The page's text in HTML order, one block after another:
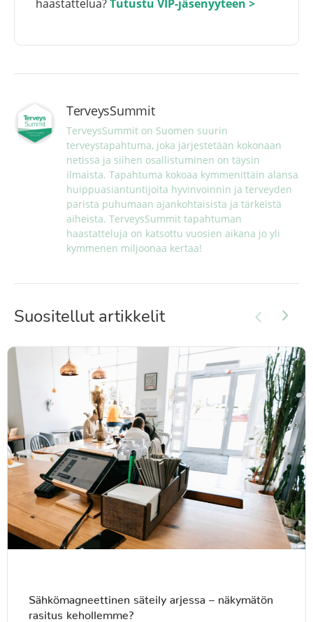
haastattelua?Tutustu VIP-jäsenyyteen >
TerveysSummit
TerveysSummit on Suomen suurin
terveystapahtuma, joka järjestetään kokonaan
netissä ja siihen osallistuminen on täysin
ilmaista. Tapahtuma kokoaa kymmenittäin alansa
huippuasiantuntijoita hyvinvoinnin ja terveyden
parista puhumaan ajankohtaisista ja tärkeistä
aiheista. TerveysSummit tapahtuman
haastatteluja on katsottu vuosien aikana jo yli
kymmenen miljoonaa kertaa!
Suositellut artikkelit
Sähkömagneettinen säteily arjessa – näkymätön
rasitus kehollemme?